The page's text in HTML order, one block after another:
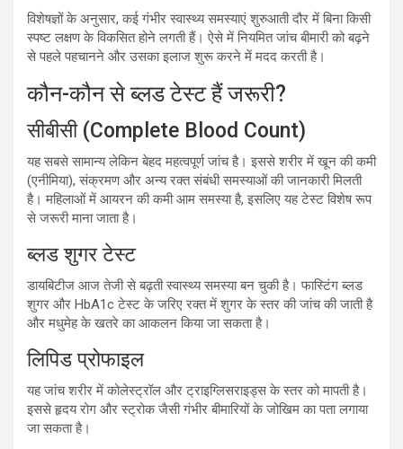
विशेषज्ञों के अनुसार, कई गंभीर स्वास्थ्य समस्याएं शुरुआती दौर में बिना किसी
स्पष्ट लक्षण के विकसित होने लगती हैं। ऐसे में नियमित जांच बीमारी को बढ़ने
से पहले पहचानने और उसका इलाज शुरू करने में मदद करती है।
कौन-कौन से ब्लड टेस्ट हैं जरूरी?
सीबीसी (Complete Blood Count)
यह सबसे सामान्य लेकिन बेहद महत्वपूर्ण जांच है। इससे शरीर में खून की कमी
(एनीमिया), संक्रमण और अन्य रक्त संबंधी समस्याओं की जानकारी मिलती
है। महिलाओं में आयरन की कमी आम समस्या है, इसलिए यह टेस्ट विशेष रूप
से जरूरी माना जाता है।
ब्लड शुगर टेस्ट
डायबिटीज आज तेजी से बढ़ती स्वास्थ्य समस्या बन चुकी है। फास्टिंग ब्लड
शुगर और HbA1c टेस्ट के जरिए रक्त में शुगर के स्तर की जांच की जाती है
और मधुमेह के खतरे का आकलन किया जा सकता है।
लिपिड प्रोफाइल
यह जांच शरीर में कोलेस्ट्रॉल और ट्राइग्लिसराइड्स के स्तर को मापती है।
इससे हृदय रोग और स्ट्रोक जैसी गंभीर बीमारियों के जोखिम का पता लगाया
जा सकता है।